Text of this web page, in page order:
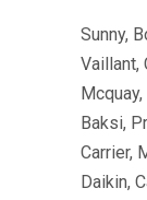
Sunny,
Vaillant,
Baksi,
Carrier,
Daikin,